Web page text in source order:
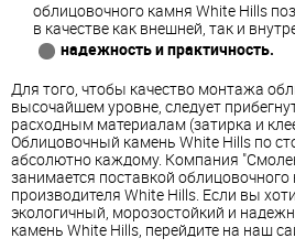
облицовочного камня White Hills
в качестве как внешней, так и
надежность и практичность.
Для того, чтобы качество монтажа
высочайшем уровне, следует
расходным материалам (затирка и
Облицовочный камень White Hills по
абсолютно каждому. Компания
занимается поставкой облицовочного
производителя White Hills. Если вы
экологичный, морозостойкий и
камень White Hills, перейдите на наш